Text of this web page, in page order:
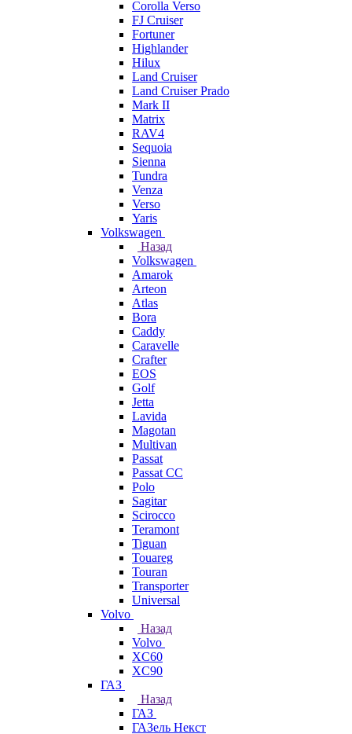
Corolla Verso
FJ Cruiser
Fortuner
Highlander
Hilux
Land Cruiser
Land Cruiser Prado
Mark II
Matrix
RAV4
Sequoia
Sienna
Tundra
Venza
Verso
Yaris
Volkswagen
Назад
Volkswagen
Amarok
Arteon
Atlas
Bora
Caddy
Caravelle
Crafter
EOS
Golf
Jetta
Lavida
Magotan
Multivan
Passat
Passat CC
Polo
Sagitar
Scirocco
Teramont
Tiguan
Touareg
Touran
Transporter
Universal
Volvo
Назад
Volvo
XC60
XC90
ГАЗ
Назад
ГАЗ
ГАЗель Некст